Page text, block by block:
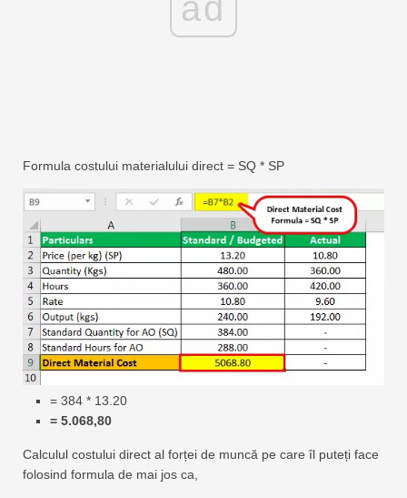
Formula costului materialului direct = SQ * SP
= 384 * 13.20
= 5.068,80
Calculul costului direct al forței de muncă pe care îl puteți face
folosind formula de mai jos ca,